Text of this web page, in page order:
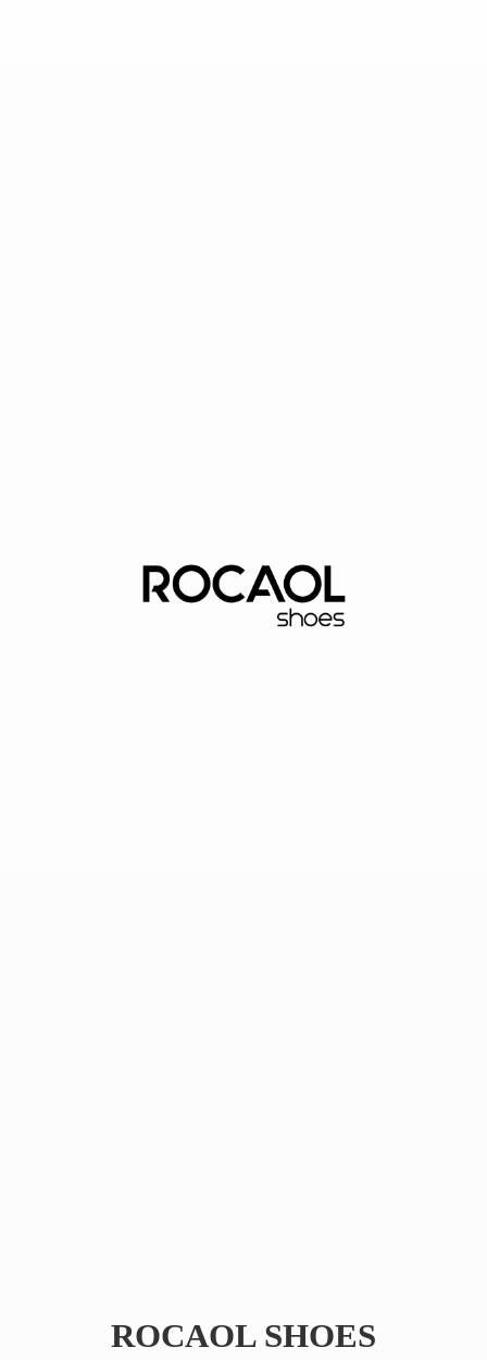
ROCAOL SHOES